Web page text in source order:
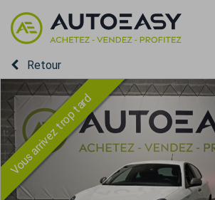
Retour
Vous arrivez trop tard